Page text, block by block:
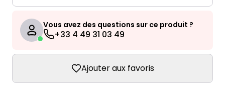
Vous avez des questions sur ce produit ?
+33 4 49 31 03 49
Ajouter aux favoris